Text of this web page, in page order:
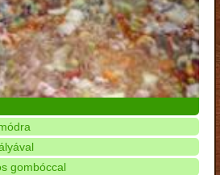
gombóccal